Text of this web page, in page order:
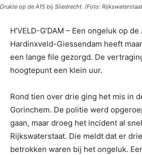
Drukte op de A15 bij Sliedrecht. (Foto:
H’VELD-G’DAM – Een ongeluk op de
Hardinxveld-Giessendam heeft
een lange file gezorgd. De
hoogtepunt een klein uur.
Rond tien over drie ging het mis in
Gorinchem. De politie werd
gaan, maar droeg het incident al
Rijkswaterstaat. Die meldt dat er
betrokken waren bij het ongeluk.